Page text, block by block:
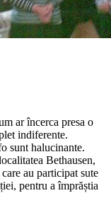
ar încerca presa o
indiferente.
sunt halucinante.
Bethausen,
au participat sute
pentru a împrăștia